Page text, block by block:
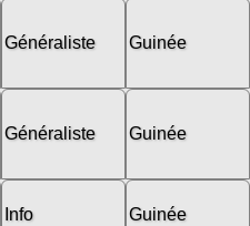
Généraliste Guinée
Généraliste Guinée
Info Guinée